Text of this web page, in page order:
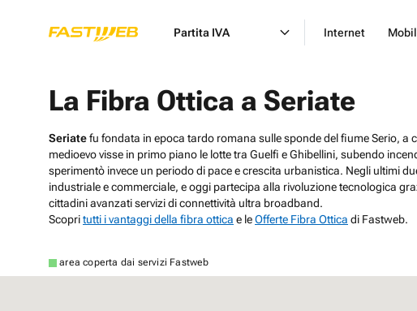
Partita IVA Internet
La Fibra Ottica a Seriate
Seriatefu fondata in epoca tardo romana sulle sponde del fiume Serio, a
medioevo visse in primo piano le lotte tra Guelfi e Ghibellini, subendo
sperimentò invece un periodo di pace e crescita urbanistica. Negli ultimi
industriale e commerciale, e oggi partecipa alla rivoluzione tecnologica
cittadini avanzati servizi di connettività ultra broadband.
Scopritutti i vantaggi della fibra ottica e leOfferte Fibra Ottica di Fastweb.
area coperta dai servizi Fastweb